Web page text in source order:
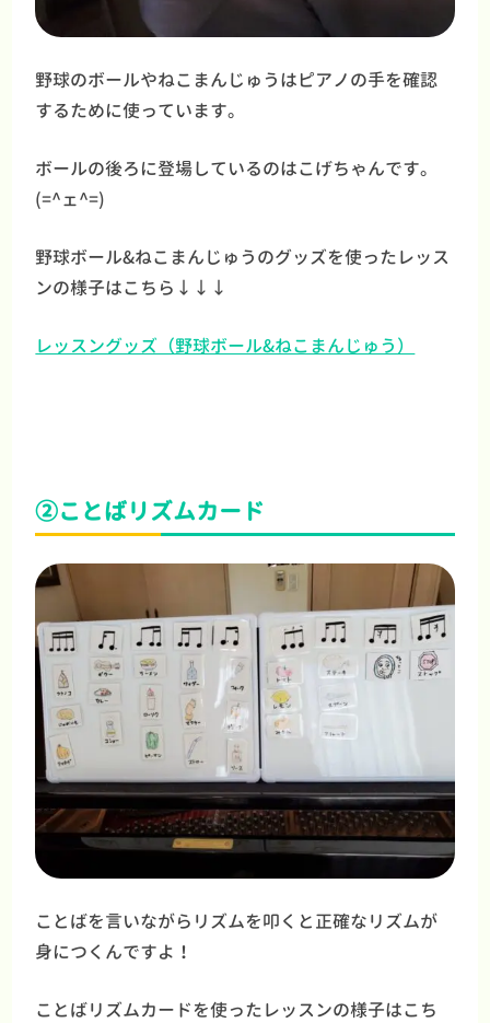
野球のボールやねこまんじゅうはピアノの手を確認
するために使っています。
ボールの後ろに登場しているのはこげちゃんです。
(=^ェ^=)
野球ボール&ねこまんじゅうのグッズを使ったレッス
ンの様子はこちら↓↓↓
レッスングッズ（野球ボール&ねこまんじゅう）
②ことばリズムカード
ことばを言いながらリズムを叩くと正確なリズムが
身につくんですよ！
ことばリズムカードを使ったレッスンの様子はこち